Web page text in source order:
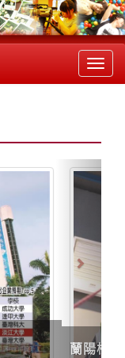
Next